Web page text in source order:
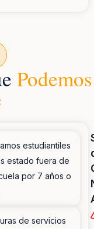
Podemos
estudiantiles
estado fuera de
por 7 años o
de servicios